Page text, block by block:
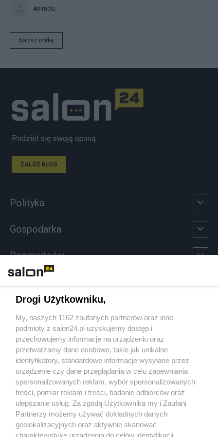
Animela
Napisz notkę
Podziel się swoją opinią
ZAŁÓŻ BLOG
Polityka
Gospodarka
Rozmaitości
Sport
Społeczeństwo
Kultura
X Facebook Instagram Youtube
Drogi Użytkowniku,
My, naszych 1162 zaufanych partnerów oraz inne
podmioty z salon24.pl uzyskujemy dostęp i
przechowujemy informacje na urządzeniu oraz
przetwarzamy dane osobowe, takie jak unikalne
identyfikatory, standardowe informacje wysyłane przez
urządzenie czy dane przeglądania w celu zapewniania
spersonalizowanych reklam, wybór spersonalizowanych
treści, pomiar reklam i treści, badanie odbiorców oraz
ulepszanie usług. Za zgodą Użytkownika my i Zaufani
Partnerzy możemy używać dokładnych danych
geolokalizacyjnych oraz aktywnie skanować
charakterystykę urządzenia do celów identyfikacji.